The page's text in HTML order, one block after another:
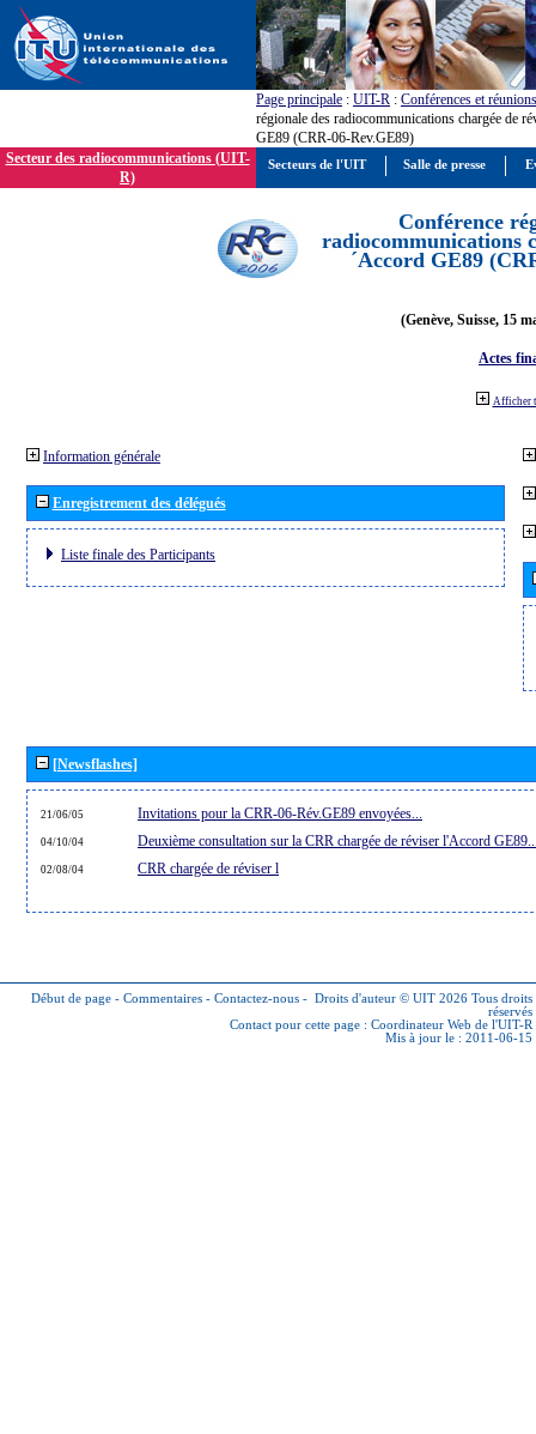
Page principale : UIT-R : Conférences et réunions
régionale des radiocommunications chargée de
GE89 (CRR-06-Rev.GE89)
Secteur des radiocommunications (UIT-
R)
Conférence
radiocommunications
´Accord GE89
(Genève, Suisse, 15
Actes
Afficher
Information générale
Enregistrement des délégués
Liste finale des Participants
[Newsflashes]
21/06/05 Invitations pour la CRR-06-Rév.GE89 envoyées...
04/10/04 Deuxième consultation sur la CRR chargée de réviser l'Accord
02/08/04 CRR chargée de réviser l
Début de page - Commentaires - Contactez-nous - Droits d'auteur © UIT 2026 Tous droits
réservés
Contact pour cette page : Coordinateur Web de l'UIT-R
Mis à jour le : 2011-06-15
Secteurs de l'UIT Salle de presse